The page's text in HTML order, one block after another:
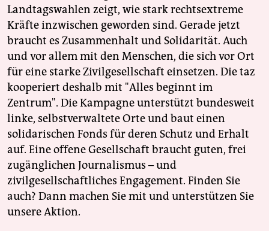
Landtagswahlen zeigt, wie stark rechtsextreme
Kräfte inzwischen geworden sind. Gerade jetzt
braucht es Zusammenhalt und Solidarität. Auch
und vor allem mit den Menschen, die sich vor Ort
für eine starke Zivilgesellschaft einsetzen. Die taz
kooperiert deshalb mit "Alles beginnt im
Zentrum". Die Kampagne unterstützt bundesweit
linke, selbstverwaltete Orte und baut einen
solidarischen Fonds für deren Schutz und Erhalt
auf. Eine offene Gesellschaft braucht guten, frei
zugänglichen Journalismus – und
zivilgesellschaftliches Engagement. Finden Sie
auch? Dann machen Sie mit und unterstützen Sie
unsere Aktion.